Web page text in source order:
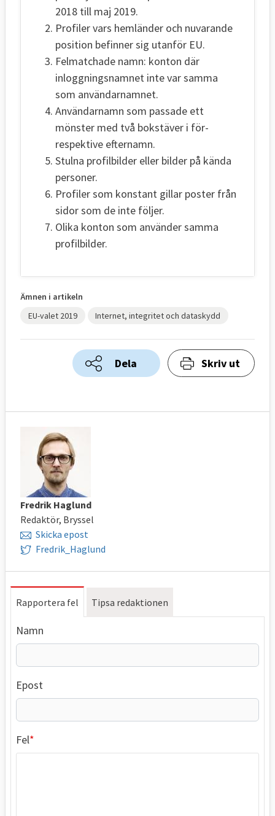
2018 till maj 2019.
Profiler vars hemländer och nuvarande
position befinner sig utanför EU.
Felmatchade namn: konton där
inloggningsnamnet inte var samma
som användarnamnet.
Användarnamn som passade ett
mönster med två bokstäver i för-
respektive efternamn.
Stulna profilbilder eller bilder på kända
personer.
Profiler som konstant gillar poster från
sidor som de inte följer.
Olika konton som använder samma
profilbilder.
Ämnen i artikeln
EU-valet 2019
Internet, integritet och dataskydd
Dela Skriv ut
Fredrik Haglund
Redaktör, Bryssel
Skicka epost
Fredrik_Haglund
Rapportera fel Tipsa redaktionen
Namn
Epost
Fel